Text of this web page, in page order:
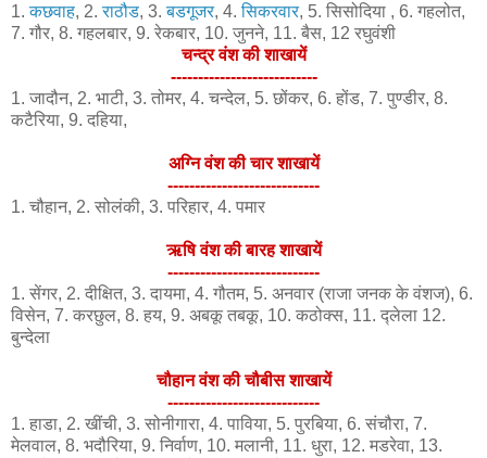
1.कछवाह, 2.राठौड, 3.बडगूजर, 4.सिकरवार, 5. सिसोदिया , 6. गहलोत,
7. गौर, 8. गहलबार, 9. रेकबार, 10. जुनने, 11. बैस, 12 रघुवंशी
चन्द्र वंश की शाखायें
---------------------------
1. जादौन, 2. भाटी, 3. तोमर, 4. चन्देल, 5. छोंकर, 6. होंड, 7. पुण्डीर, 8.
कटैरिया, 9. दहिया,
अग्नि वंश की चार शाखायें
----------------------------
1. चौहान, 2. सोलंकी, 3. परिहार, 4. पमार
ऋषि वंश की बारह शाखायें
----------------------------
1. सेंगर, 2. दीक्षित, 3. दायमा, 4. गौतम, 5. अनवार (राजा जनक के वंशज), 6.
विसेन, 7. करछुल, 8. हय, 9. अबकू तबकू, 10. कठोक्स, 11. द्लेला 12.
बुन्देला
चौहान वंश की चौबीस शाखायें
----------------------------
1. हाडा, 2. खींची, 3. सोनीगारा, 4. पाविया, 5. पुरबिया, 6. संचौरा, 7.
मेलवाल, 8. भदौरिया, 9. निर्वाण, 10. मलानी, 11. धुरा, 12. मडरेवा, 13.